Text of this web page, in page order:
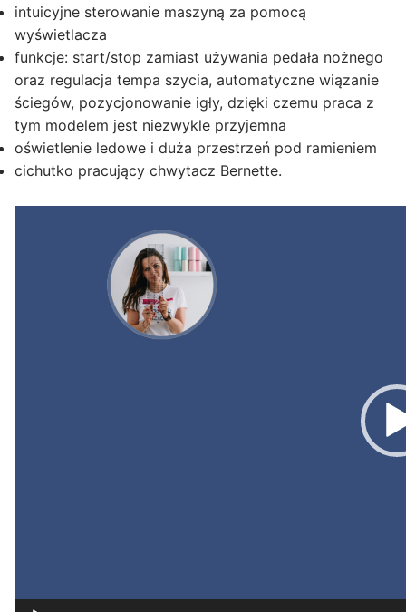
intuicyjne sterowanie maszyną za pomocą
wyświetlacza
funkcje: start/stop zamiast używania pedała nożnego
oraz regulacja tempa szycia, automatyczne wiązanie
ściegów, pozycjonowanie igły, dzięki czemu praca z
tym modelem jest niezwykle przyjemna
oświetlenie ledowe i duża przestrzeń pod ramieniem
cichutko pracujący chwytacz Bernette.